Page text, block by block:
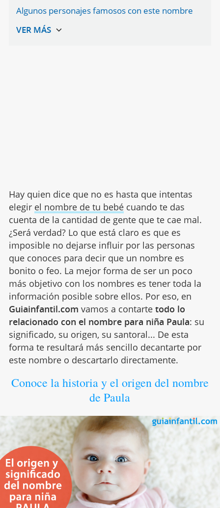
Algunos personajes famosos con este nombre
Hay quien dice que no es hasta que intentas
elegir el nombre de tu bebécuando te das
cuenta de la cantidad de gente que te cae mal.
¿Será verdad? Lo que está claro es que es
imposible no dejarse influir por las personas
que conoces para decir que un nombre es
bonito o feo. La mejor forma de ser un poco
más objetivo con los nombres es tener toda la
información posible sobre ellos. Por eso, en
Guiainfantil.com vamos a contarte todo lo
relacionado con el nombre para niña Paula: su
significado, su origen, su santoral... De esta
forma te resultará más sencillo decantarte por
este nombre o descartarlo directamente.
Conoce la historia y el origen del nombre
de Paula